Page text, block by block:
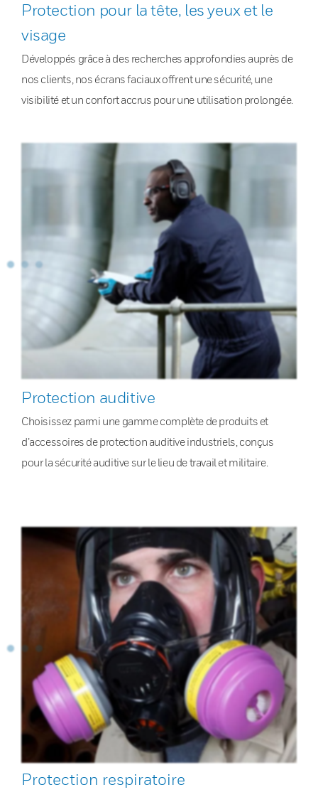
Protection pour la tête, les yeux et le
visage
Développés grâce à des recherches approfondies auprès de
nos clients, nos écrans faciaux offrent une sécurité, une
visibilité et un confort accrus pour une utilisation prolongée.
Protection auditive
Choisissez parmi une gamme complète de produits et
d’accessoires de protection auditive industriels, conçus
pour la sécurité auditive sur le lieu de travail et militaire.
Protection respiratoire